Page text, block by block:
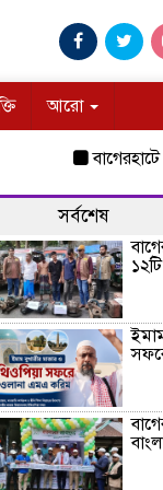
আরো
বাগেরহাটে চোরাই
সর্বশেষ